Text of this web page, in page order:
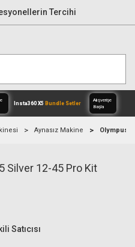
Tercihi
Setler
Alışverişe
Aynasız Makine Olympus
Silver 12-45 Pro Kit
Satıcısı